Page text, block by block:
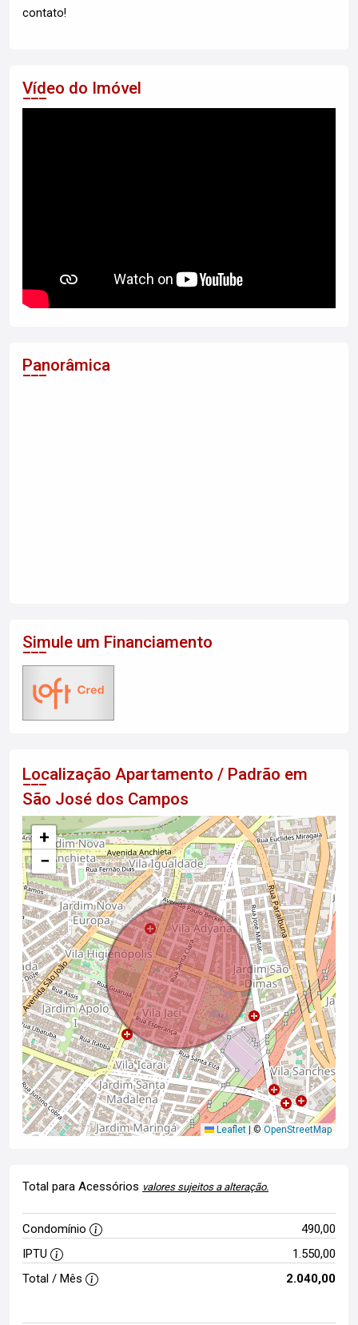
contato!
Vídeo do Imóvel
Panorâmica
Simule um Financiamento
Localização Apartamento / Padrão em
São José dos Campos
+
−
Leaflet © OpenStreetMap
Total para Acessórios valores sujeitos a alteração.
Condomínio
490,00
IPTU
1.550,00
Total / Mês
2.040,00